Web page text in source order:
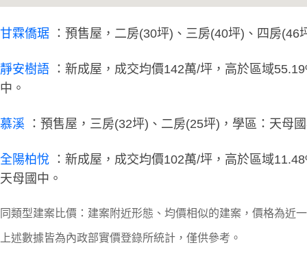
甘霖僑琚 ：預售屋，二房(30坪)、三房(40坪)、四房
靜安樹語 ：新成屋，成交均價142萬/坪，高於區域
中。
慕溪 ：預售屋，三房(32坪)、二房(25坪)，學區：天母
全陽柏悅 ：新成屋，成交均價102萬/坪，高於區域
天母國中。
同類型建案比價：建案附近形態、均價相似的建案，價格為近
上述數據皆為內政部實價登錄所統計，僅供參考。